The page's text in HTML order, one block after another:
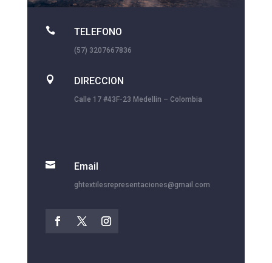
 TELEFONO
(57) 3207667836
 DIRECCION
Calle 17 #43F-23 Medellin – Colombia
 Email
ghtextilesrepresentaciones@gmail.com